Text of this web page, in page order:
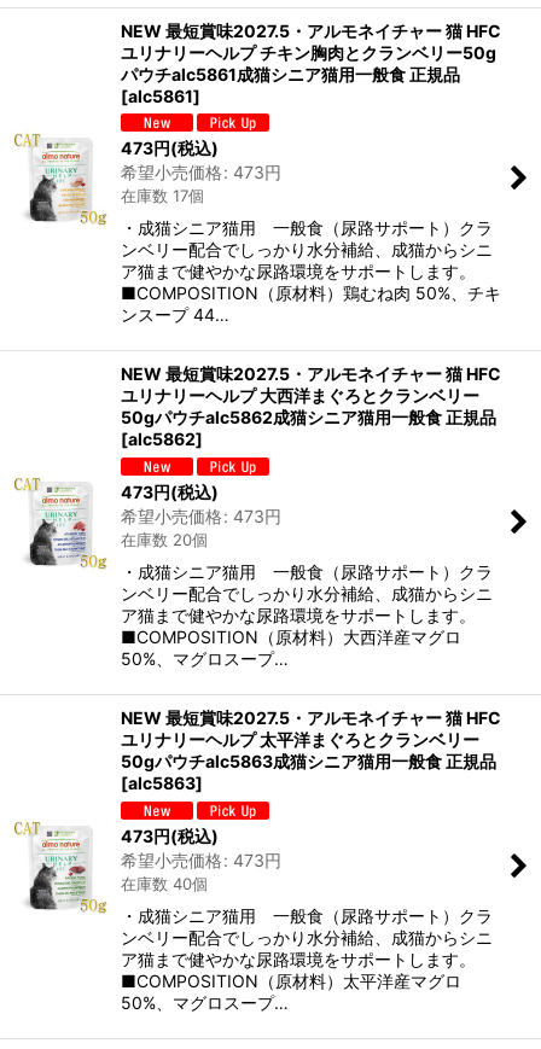
NEW 最短賞味2027.5・アルモネイチャー 猫 HFC
ユリナリーヘルプ チキン胸肉とクランベリー50g
パウチalc5861成猫シニア猫用一般食 正規品
[alc5861]
473円(税込)
希望小売価格: 473円
在庫数 17個
・成猫シニア猫用 一般食（尿路サポート）クラ
ンベリー配合でしっかり水分補給、成猫からシニ
ア猫まで健やかな尿路環境をサポートします。
■COMPOSITION（原材料）鶏むね肉 50%、チキ
ンスープ 44…
NEW 最短賞味2027.5・アルモネイチャー 猫 HFC
ユリナリーヘルプ 大西洋まぐろとクランベリー
50gパウチalc5862成猫シニア猫用一般食 正規品
[alc5862]
473円(税込)
希望小売価格: 473円
在庫数 20個
・成猫シニア猫用 一般食（尿路サポート）クラ
ンベリー配合でしっかり水分補給、成猫からシニ
ア猫まで健やかな尿路環境をサポートします。
■COMPOSITION（原材料）大西洋産マグロ
50%、マグロスープ…
NEW 最短賞味2027.5・アルモネイチャー 猫 HFC
ユリナリーヘルプ 太平洋まぐろとクランベリー
50gパウチalc5863成猫シニア猫用一般食 正規品
[alc5863]
473円(税込)
希望小売価格: 473円
在庫数 40個
・成猫シニア猫用 一般食（尿路サポート）クラ
ンベリー配合でしっかり水分補給、成猫からシニ
ア猫まで健やかな尿路環境をサポートします。
■COMPOSITION（原材料）太平洋産マグロ
50%、マグロスープ…